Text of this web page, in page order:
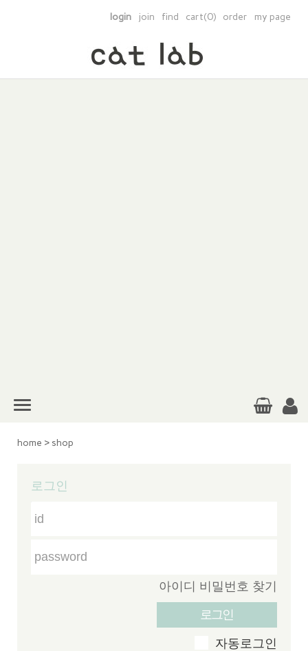
login join find cart(0) order my page
home > shop
로그인
아이디 비밀번호 찾기
자동로그인